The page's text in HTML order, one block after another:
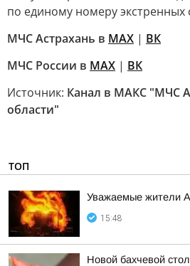
по единому номеру экстренных
МЧС Астрахань в MAX | ВК
МЧС России в MAX | ВК
Источник: Канал в МАКС "МЧС
области"
ТОП
Уважаемые жители
15:48
Новой бахчевой